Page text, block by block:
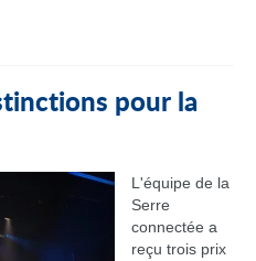
pour la
L'équipe de la
Serre
connectée a
reçu trois prix